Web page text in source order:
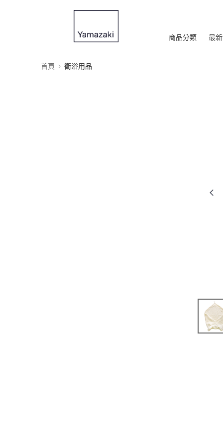
商品分類 最
首頁 衛浴用品